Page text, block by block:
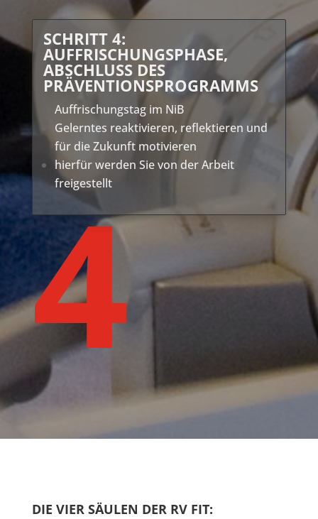
4
SCHRITT 4:
AUFFRISCHUNGSPHASE,
ABSCHLUSS DES
PRÄVENTIONSPROGRAMMS
Auffrischungstag im NiB
Gelerntes reaktivieren, reflektieren und
für die Zukunft motivieren
hierfür werden Sie von der Arbeit
freigestellt
DIE VIER SÄULEN DER RV FIT: